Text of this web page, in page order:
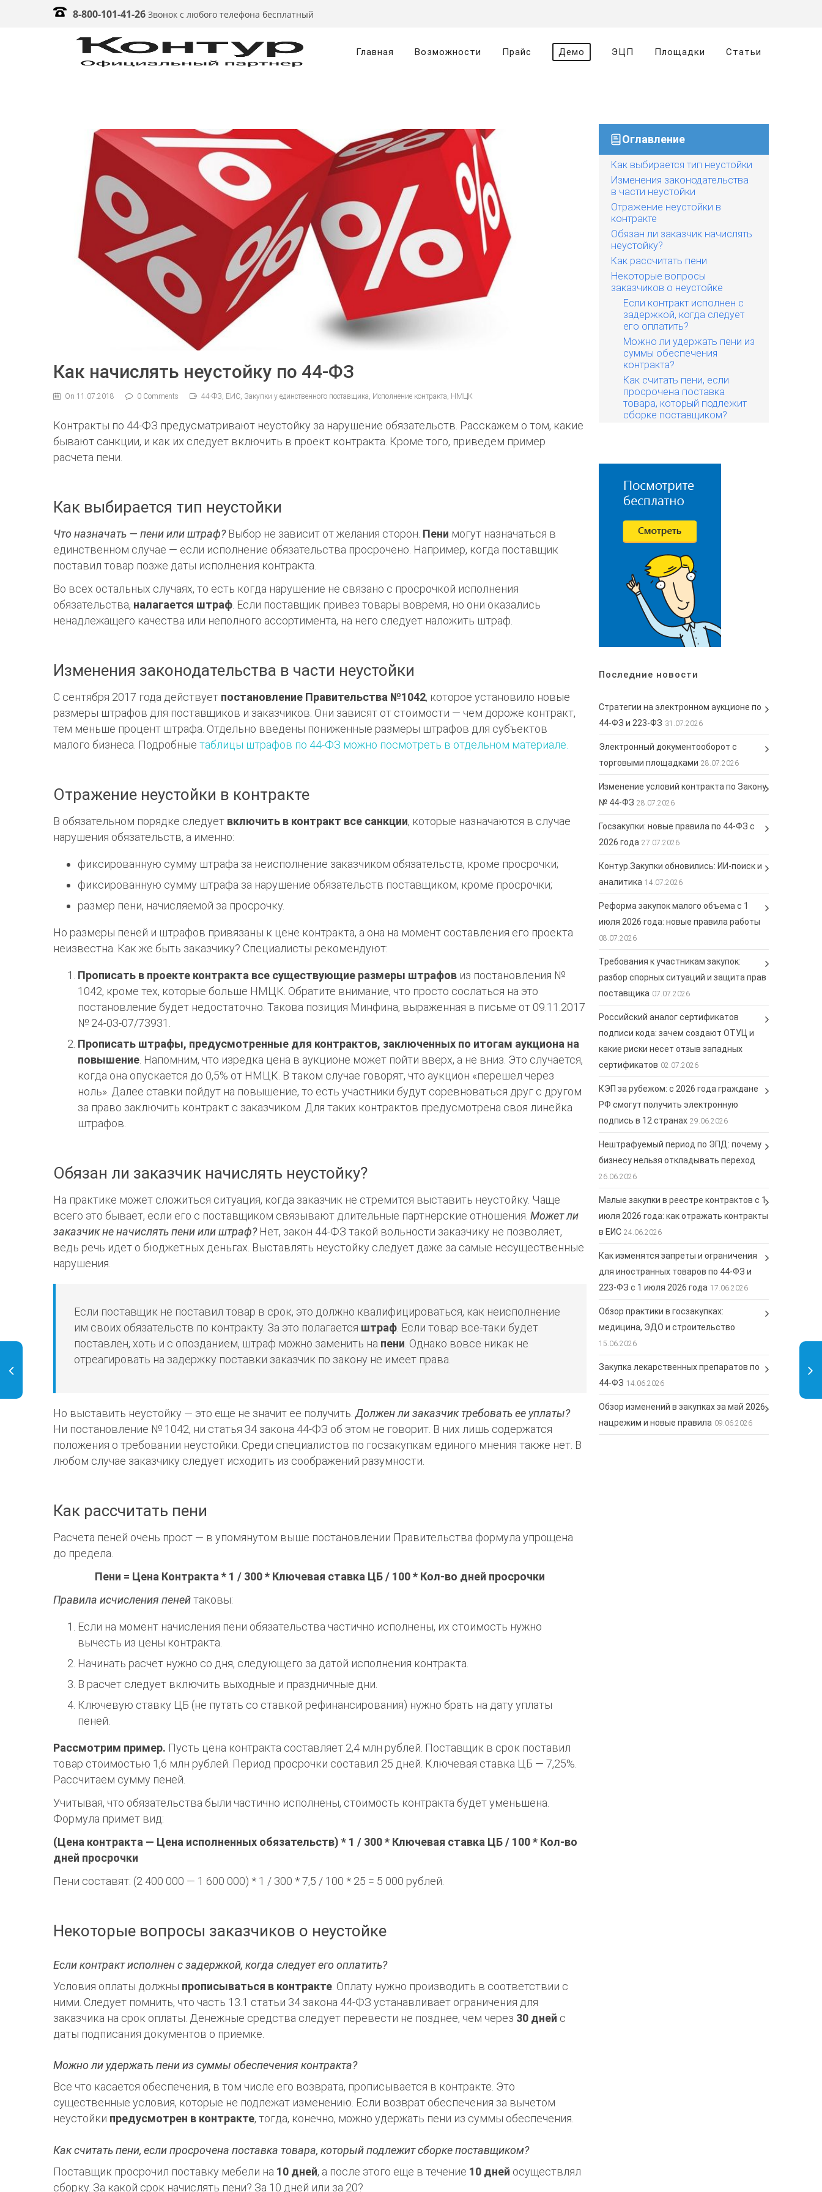
8-800-101-41-26 Звонок с любого телефона бесплатный
Главная Возможности Прайс Демо ЭЦП Площадки Статьи
Как начислять неустойку по 44-ФЗ
On 11.07.2018 0 Comments 44-ФЗ, ЕИС, Закупки у единственного поставщика, Исполнение контракта, НМЦК
Контракты по 44-ФЗ предусматривают неустойку за нарушение обязательств. Расскажем о том, какие
бывают санкции, и как их следует включить в проект контракта. Кроме того, приведем пример
расчета пени.
Как выбирается тип неустойки
Что назначать — пени или штраф?Выбор не зависит от желания сторон. Пени могут назначаться в
единственном случае — если исполнение обязательства просрочено. Например, когда поставщик
поставил товар позже даты исполнения контракта.
Во всех остальных случаях, то есть когда нарушение не связано с просрочкой исполнения
обязательства, налагается штраф . Если поставщик привез товары вовремя, но они оказались
ненадлежащего качества или неполного ассортимента, на него следует наложить штраф.
Изменения законодательства в части неустойки
С сентября 2017 года действует постановление Правительства №1042, которое установило новые
размеры штрафов для поставщиков и заказчиков. Они зависят от стоимости — чем дороже контракт,
тем меньше процент штрафа. Отдельно введены пониженные размеры штрафов для субъектов
малого бизнеса. Подробныетаблицы штрафов по 44-ФЗ можно посмотреть в отдельном материале.
Отражение неустойки в контракте
В обязательном порядке следует включить в контракт все санкции, которые назначаются в случае
нарушения обязательств, а именно:
фиксированную сумму штрафа за неисполнение заказчиком обязательств, кроме просрочки;
фиксированную сумму штрафа за нарушение обязательств поставщиком, кроме просрочки;
размер пени, начисляемой за просрочку.
Но размеры пеней и штрафов привязаны к цене контракта, а она на момент составления его проекта
неизвестна. Как же быть заказчику? Специалисты рекомендуют:
Прописать в проекте контракта все существующие размеры штрафов из постановления №
1042, кроме тех, которые больше НМЦК. Обратите внимание, что просто сослаться на это
постановление будет недостаточно. Такова позиция Минфина, выраженная в письме от 09.11.2017
№ 24-03-07/73931.
Прописать штрафы, предусмотренные для контрактов, заключенных по итогам аукциона на
повышение . Напомним, что изредка цена в аукционе может пойти вверх, а не вниз. Это случается,
когда она опускается до 0,5% от НМЦК. В таком случае говорят, что аукцион «перешел через
ноль». Далее ставки пойдут на повышение, то есть участники будут соревноваться друг с другом
за право заключить контракт с заказчиком. Для таких контрактов предусмотрена своя линейка
штрафов.
Обязан ли заказчик начислять неустойку?
На практике может сложиться ситуация, когда заказчик не стремится выставить неустойку. Чаще
всего это бывает, если его с поставщиком связывают длительные партнерские отношения.Может ли
заказчик не начислять пени или штраф?Нет, закон 44-ФЗ такой вольности заказчику не позволяет,
ведь речь идет о бюджетных деньгах. Выставлять неустойку следует даже за самые несущественные
нарушения.
Если поставщик не поставил товар в срок, это должно квалифицироваться, как неисполнение
им своих обязательств по контракту. За это полагается штраф . Если товар все-таки будет
поставлен, хоть и с опозданием, штраф можно заменить на пени . Однако вовсе никак не
отреагировать на задержку поставки заказчик по закону не имеет права.
Но выставить неустойку — это еще не значит ее получить. Должен ли заказчик требовать ее уплаты?
Ни постановление № 1042, ни статья 34 закона 44-ФЗ об этом не говорит. В них лишь содержатся
положения о требовании неустойки. Среди специалистов по госзакупкам единого мнения также нет. В
любом случае заказчику следует исходить из соображений разумности.
Как рассчитать пени
Расчета пеней очень прост — в упомянутом выше постановлении Правительства формула упрощена
до предела.
Пени = Цена Контракта * 1 / 300 * Ключевая ставка ЦБ / 100 * Кол-во дней просрочки
Правила исчисления пенейтаковы:
Если на момент начисления пени обязательства частично исполнены, их стоимость нужно
вычесть из цены контракта.
Начинать расчет нужно со дня, следующего за датой исполнения контракта.
В расчет следует включить выходные и праздничные дни.
Ключевую ставку ЦБ (не путать со ставкой рефинансирования) нужно брать на дату уплаты
пеней.
Рассмотрим пример. Пусть цена контракта составляет 2,4 млн рублей. Поставщик в срок поставил
товар стоимостью 1,6 млн рублей. Период просрочки составил 25 дней. Ключевая ставка ЦБ — 7,25%.
Рассчитаем сумму пеней.
Учитывая, что обязательства были частично исполнены, стоимость контракта будет уменьшена.
Формула примет вид:
(Цена контракта — Цена исполненных обязательств) * 1 / 300 * Ключевая ставка ЦБ / 100 * Кол-во
дней просрочки
Пени составят: (2 400 000 — 1 600 000) * 1 / 300 * 7,5 / 100 * 25 = 5 000 рублей.
Некоторые вопросы заказчиков о неустойке
Если контракт исполнен с задержкой, когда следует его оплатить?
Условия оплаты должны прописываться в контракте . Оплату нужно производить в соответствии с
ними. Следует помнить, что часть 13.1 статьи 34 закона 44-ФЗ устанавливает ограничения для
заказчика на срок оплаты. Денежные средства следует перевести не позднее, чем через 30 дней с
даты подписания документов о приемке.
Можно ли удержать пени из суммы обеспечения контракта?
Все что касается обеспечения, в том числе его возврата, прописывается в контракте. Это
существенные условия, которые не подлежат изменению. Если возврат обеспечения за вычетом
неустойки предусмотрен в контракте, тогда, конечно, можно удержать пени из суммы обеспечения.
Как считать пени, если просрочена поставка товара, который подлежит сборке поставщиком?
Поставщик просрочил поставку мебели на 10 дней, а после этого еще в течение 10 дней осуществлял
сборку. За какой срок начислять пени? За 10 дней или за 20?
Оглавление
Как выбирается тип неустойки
Изменения законодательства
в части неустойки
Отражение неустойки в
контракте
Обязан ли заказчик начислять
неустойку?
Как рассчитать пени
Некоторые вопросы
заказчиков о неустойке
Если контракт исполнен с
задержкой, когда следует
его оплатить?
Можно ли удержать пени из
суммы обеспечения
контракта?
Как считать пени, если
просрочена поставка
товара, который подлежит
сборке поставщиком?
Последние новости
Стратегии на электронном аукционе по
44-ФЗ и 223-ФЗ 31.07.2026
Электронный документооборот с
торговыми площадками 28.07.2026
Изменение условий контракта по Закону
№ 44-ФЗ 28.07.2026
Госзакупки: новые правила по 44-ФЗ с
2026 года 27.07.2026
Контур.Закупки обновились: ИИ-поиск и
аналитика 14.07.2026
Реформа закупок малого объема с 1
июля 2026 года: новые правила работы
08.07.2026
Требования к участникам закупок:
разбор спорных ситуаций и защита прав
поставщика 07.07.2026
Российский аналог сертификатов
подписи кода: зачем создают ОТУЦ и
какие риски несет отзыв западных
сертификатов 02.07.2026
КЭП за рубежом: с 2026 года граждане
РФ смогут получить электронную
подпись в 12 странах 29.06.2026
Нештрафуемый период по ЭПД: почему
бизнесу нельзя откладывать переход
26.06.2026
Малые закупки в реестре контрактов с 1
июля 2026 года: как отражать контракты
в ЕИС 24.06.2026
Как изменятся запреты и ограничения
для иностранных товаров по 44-ФЗ и
223-ФЗ с 1 июля 2026 года 17.06.2026
Обзор практики в госзакупках:
медицина, ЭДО и строительство
15.06.2026
Закупка лекарственных препаратов по
44-ФЗ 14.06.2026
Обзор изменений в закупках за май 2026:
нацрежим и новые правила 09.06.2026